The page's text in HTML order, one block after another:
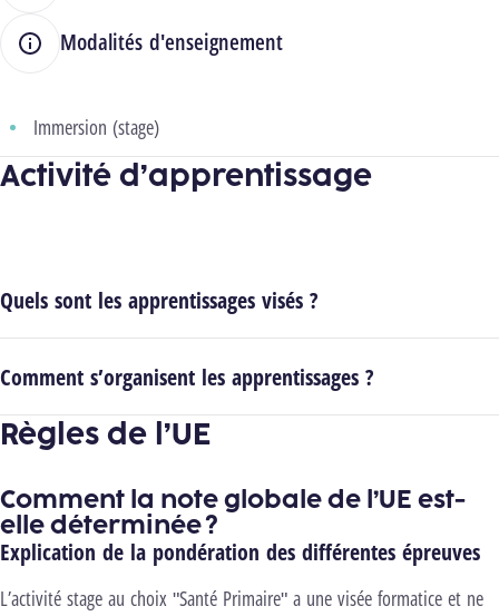
Modalités d'enseignement
Immersion (stage)
Activité d’apprentissage
Quels sont les apprentissages visés ?
Comment s’organisent les apprentissages ?
Règles de l’UE
Comment la note globale de l’UE est-
elle déterminée ?
Explication de la pondération des différentes épreuves
L’activité stage au choix "Santé Primaire" a une visée formatice et ne